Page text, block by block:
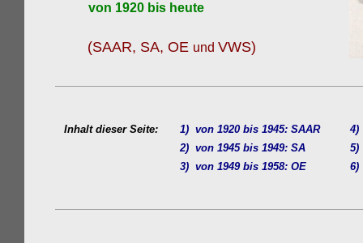
von 1920 bis heute
(SAAR, SA, OE und VWS)
Inhalt dieser Seite: 1) von 1920 bis 1945: SAAR
4)
2) von 1945 bis 1949: SA
5)
3) von 1949 bis 1958: OE
6)